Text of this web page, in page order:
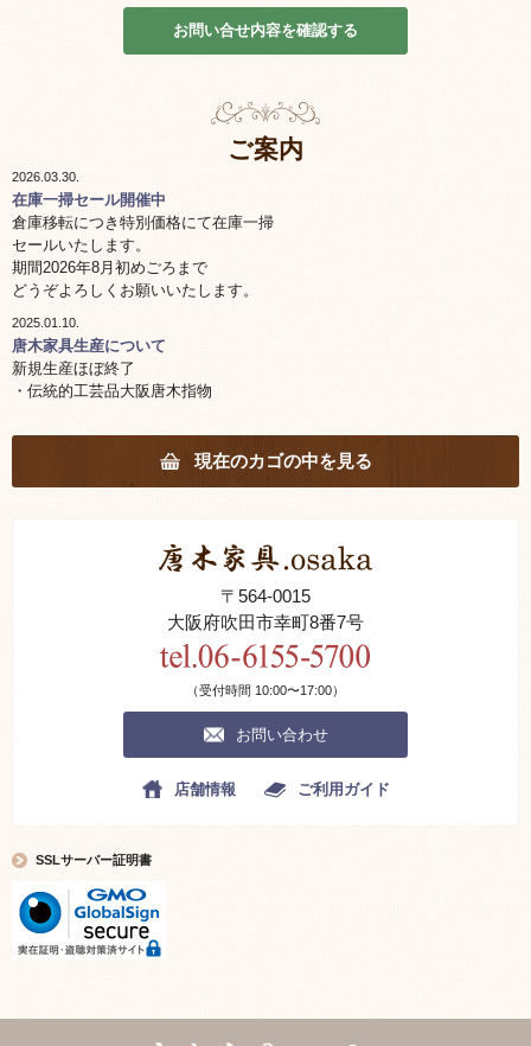
お問い合せ内容を確認する
ご案内
2026.03.30.
在庫一掃セール開催中
倉庫移転につき特別価格にて在庫一掃
セールいたします。
期間2026年8月初めごろまで
どうぞよろしくお願いいたします。
2025.01.10.
唐木家具生産について
新規生産ほぼ終了
・伝統的工芸品大阪唐木指物
工芸士の高齢化により棚 机につきましては生産終了しました。
花台他小物工芸品は一部継続しています。
・海外製品について
当サイトの写真説明分をコピー不正流用した偽サイトが存在します、 ご
掲載商品全ては当社が管理しています。
本サイトの掲載内容(画像、文書等)の著作権は当社に帰属しております。
唐木家具のリメイクについて
使われなくなった唐木家具の中には
これらは新たに造る事の出来ない品々です。
これらの価値ある逸品を細部まで修理、漆の入れ
直しをして再びよみがえり綺麗になった品を
リユース品としてご紹介致します。
現在のカゴの中を見る
〒564-0015
大阪府吹田市幸町8番7号
（受付時間 10:00〜17:00）
お問い合わせ
店舗情報 ご利用ガイド
SSLサーバー証明書